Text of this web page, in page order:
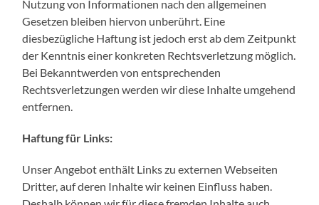
Nutzung von Informationen nach den allgemeinen
Gesetzen bleiben hiervon unberührt. Eine
diesbezügliche Haftung ist jedoch erst ab dem Zeitpunkt
der Kenntnis einer konkreten Rechtsverletzung möglich.
Bei Bekanntwerden von entsprechenden
Rechtsverletzungen werden wir diese Inhalte umgehend
entfernen.
Haftung für Links:
Unser Angebot enthält Links zu externen Webseiten
Dritter, auf deren Inhalte wir keinen Einfluss haben.